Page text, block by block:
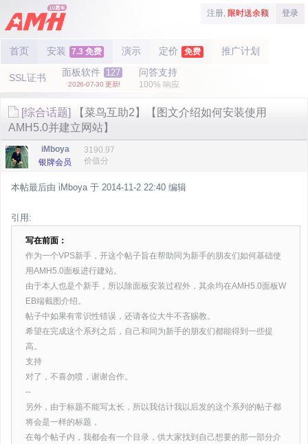
注册, 限时送余额 登录
首页 安装 7.3 免费 演示 定价 免费 推广计划
SSL证书 面板软件 127
2026-07-30 更新!
问答支持
100% 响应
[综合话题]
【菜鸟互助2】【图文介绍如何安装使用
AMH5.0并建立网站】
iMboya
银牌会员
3190.97
价值分
本帖最后由 iMboya 于 2014-11-2 22:40 编辑
引用:
写在前面：
作为一个VPS新手，开这个帖子旨在帮助同为新手的朋友们如何基础使
用AMH5.0面板进行建站。
由于本人也是个新手，所以除面板安装过程外，其余均在AMH5.0面板W
EB端截图介绍。
帖子中如果有常识性错误，还请各位大牛不吝赐教。
希望在完成这个系列之后，自己和同为新手的朋友们都能得到一些提
高。
支持
对了，不喜勿喷，谢谢合作。
--
另外，由于标题不能写太长，所以我估计我以后发的这个系列的帖子都
将会是一样的标题，
在每个帖子内，我都会有一个目录，供大家找到自己想要的那一部分介